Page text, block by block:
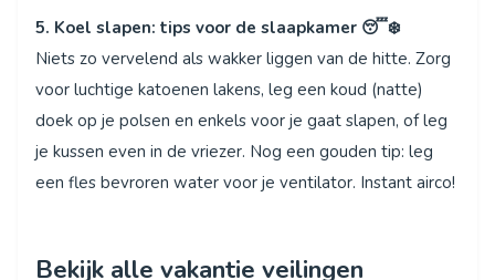
5. Koel slapen: tips voor de slaapkamer 😴❄️
Niets zo vervelend als wakker liggen van de hitte. Zorg
voor luchtige katoenen lakens, leg een koud (natte)
doek op je polsen en enkels voor je gaat slapen, of leg
je kussen even in de vriezer. Nog een gouden tip: leg
een fles bevroren water voor je ventilator. Instant airco!
Bekijk alle vakantie veilingen